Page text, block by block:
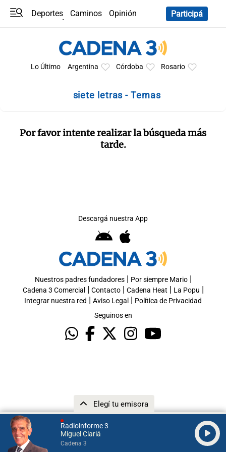
Radioinforme 3
Miguel Clariá
Cadena 3
Elegí tu emisora
Deportes Caminos
Opinión
Participá
Lo Último Argentina Córdoba Rosario
siete letras - Temas
Por favor intente realizar la búsqueda más
tarde.
Descargá nuestra App
Nuestros padres fundadores| Por siempre Mario|
Cadena 3 Comercial | Contacto| Cadena Heat | La Popu |
Integrar nuestra red | Aviso Legal | Política de Privacidad
Seguinos en